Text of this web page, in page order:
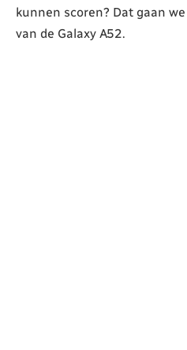
kunnen scoren? Dat gaan
van de Galaxy A52.